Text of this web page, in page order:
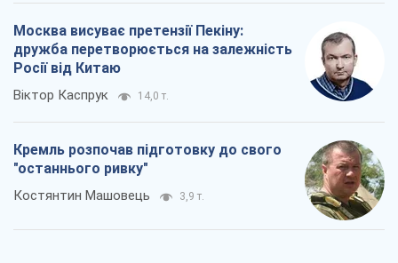
Москва висуває претензії Пекіну:
дружба перетворюється на залежність
Росії від Китаю
Віктор Каспрук 14,0 т.
Кремль розпочав підготовку до свого
"останнього ривку"
Костянтин Машовець 3,9 т.